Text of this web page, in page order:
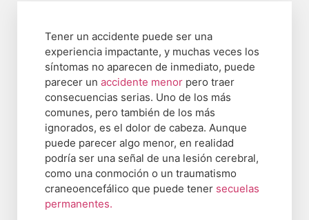
Tener un accidente puede ser una
experiencia impactante, y muchas veces los
síntomas no aparecen de inmediato, puede
parecer un accidente menor pero traer
consecuencias serias. Uno de los más
comunes, pero también de los más
ignorados, es el dolor de cabeza. Aunque
puede parecer algo menor, en realidad
podría ser una señal de una lesión cerebral,
como una conmoción o un traumatismo
craneoencefálico que puede tener secuelas
permanentes.